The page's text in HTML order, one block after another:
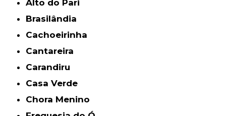
Alto do Pari
Brasilândia
Cachoeirinha
Cantareira
Carandiru
Casa Verde
Chora Menino